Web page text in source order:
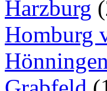
Harzburg
Homburg
Hönningen